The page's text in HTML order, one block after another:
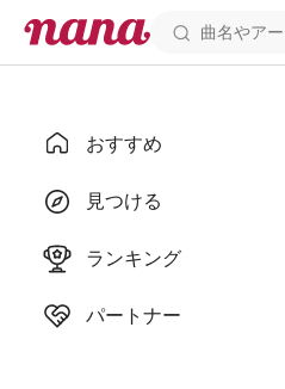
おすすめ
見つける
ランキング
パートナー